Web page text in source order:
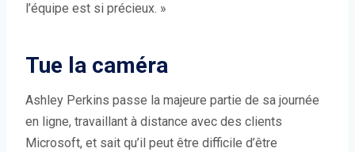
l’équipe est si précieux. »
Tue la caméra
Ashley Perkins passe la majeure partie de sa journée
en ligne, travaillant à distance avec des clients
Microsoft, et sait qu’il peut être difficile d’être